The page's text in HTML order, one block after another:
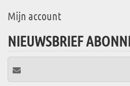
Mijn account
NIEUWSBRIEF